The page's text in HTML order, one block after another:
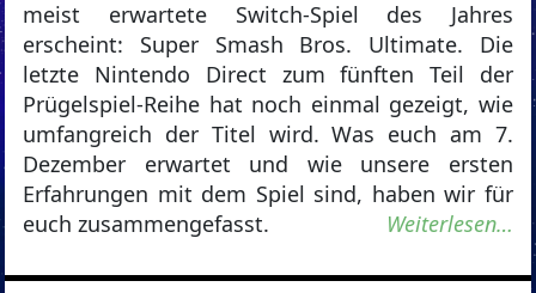
meist erwartete Switch-Spiel des Jahres
erscheint: Super Smash Bros. Ultimate. Die
letzte Nintendo Direct zum fünften Teil der
Prügelspiel-Reihe hat noch einmal gezeigt, wie
umfangreich der Titel wird. Was euch am 7.
Dezember erwartet und wie unsere ersten
Erfahrungen mit dem Spiel sind, haben wir für
euch zusammengefasst.
Weiterlesen…